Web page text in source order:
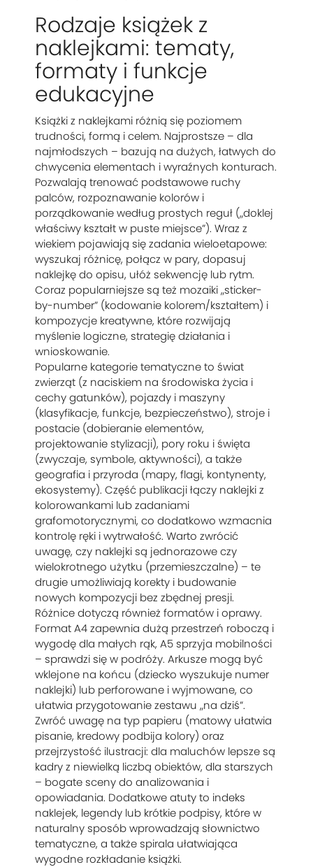
Rodzaje książek z
naklejkami: tematy,
formaty i funkcje
edukacyjne
Książki z naklejkami różnią się poziomem
trudności, formą i celem. Najprostsze – dla
najmłodszych – bazują na dużych, łatwych do
chwycenia elementach i wyraźnych konturach.
Pozwalają trenować podstawowe ruchy
palców, rozpoznawanie kolorów i
porządkowanie według prostych reguł („doklej
właściwy kształt w puste miejsce”). Wraz z
wiekiem pojawiają się zadania wieloetapowe:
wyszukaj różnicę, połącz w pary, dopasuj
naklejkę do opisu, ułóż sekwencję lub rytm.
Coraz popularniejsze są też mozaiki „sticker-
by-number” (kodowanie kolorem/kształtem) i
kompozycje kreatywne, które rozwijają
myślenie logiczne, strategię działania i
wnioskowanie.
Popularne kategorie tematyczne to świat
zwierząt (z naciskiem na środowiska życia i
cechy gatunków), pojazdy i maszyny
(klasyfikacje, funkcje, bezpieczeństwo), stroje i
postacie (dobieranie elementów,
projektowanie stylizacji), pory roku i święta
(zwyczaje, symbole, aktywności), a także
geografia i przyroda (mapy, flagi, kontynenty,
ekosystemy). Część publikacji łączy naklejki z
kolorowankami lub zadaniami
grafomotorycznymi, co dodatkowo wzmacnia
kontrolę ręki i wytrwałość. Warto zwrócić
uwagę, czy naklejki są jednorazowe czy
wielokrotnego użytku (przemieszczalne) – te
drugie umożliwiają korekty i budowanie
nowych kompozycji bez zbędnej presji.
Różnice dotyczą również formatów i oprawy.
Format A4 zapewnia dużą przestrzeń roboczą i
wygodę dla małych rąk, A5 sprzyja mobilności
– sprawdzi się w podróży. Arkusze mogą być
wklejone na końcu (dziecko wyszukuje numer
naklejki) lub perforowane i wyjmowane, co
ułatwia przygotowanie zestawu „na dziś”.
Zwróć uwagę na typ papieru (matowy ułatwia
pisanie, kredowy podbija kolory) oraz
przejrzystość ilustracji: dla maluchów lepsze są
kadry z niewielką liczbą obiektów, dla starszych
– bogate sceny do analizowania i
opowiadania. Dodatkowe atuty to indeks
naklejek, legendy lub krótkie podpisy, które w
naturalny sposób wprowadzają słownictwo
tematyczne, a także spirala ułatwiająca
wygodne rozkładanie książki.